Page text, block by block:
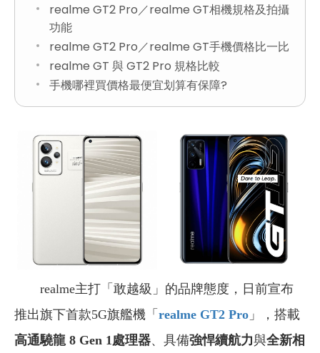
realme GT2 Pro／realme GT相機規格及拍攝
功能
realme GT2 Pro／realme GT手機價格比一比
realme GT 與 GT2 Pro 規格比較
手機哪裡買價格最便宜划算有保障?
realme主打「敢越級」的品牌態度，日前宣布
推出旗下首款5G旗艦機「 realme GT2 Pro 」，搭載
高通驍龍 8 Gen 1處理器、具備強悍續航力與全新相